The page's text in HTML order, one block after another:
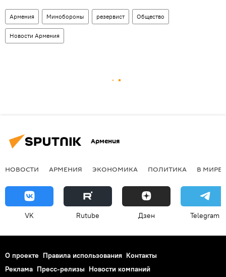
Армения Минобороны резервист Общество
Новости Армения
Армения
НОВОСТИ АРМЕНИЯ ЭКОНОМИКА ПОЛИТИКА В МИРЕ
VK Rutube Дзен Telegram
О проекте Правила использования Контакты
Реклама Пресс-релизы Новости компаний